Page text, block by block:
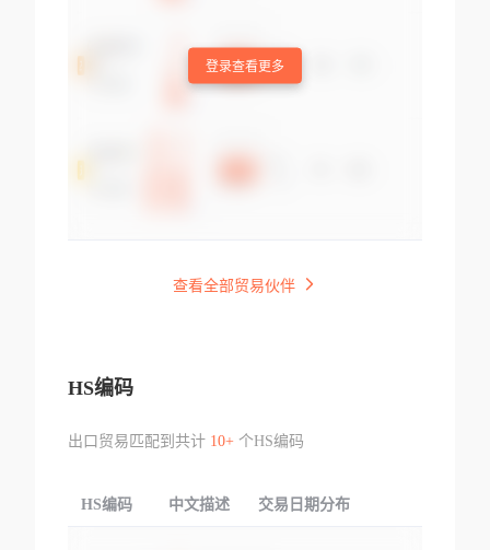
登录查看更多
查看全部贸易伙伴
HS编码
出口贸易匹配到共计 10+个HS编码
HS编码 中文描述 交易日期分布